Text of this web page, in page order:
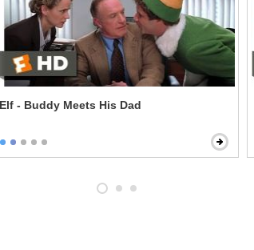
Elf - Buddy Meets His Dad